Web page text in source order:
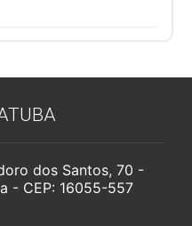
dos Santos, 70 -
- CEP: 16055-557